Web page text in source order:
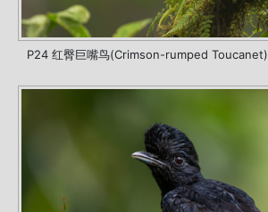
P24 红臀巨嘴鸟(Crimson-rumped Toucanet)